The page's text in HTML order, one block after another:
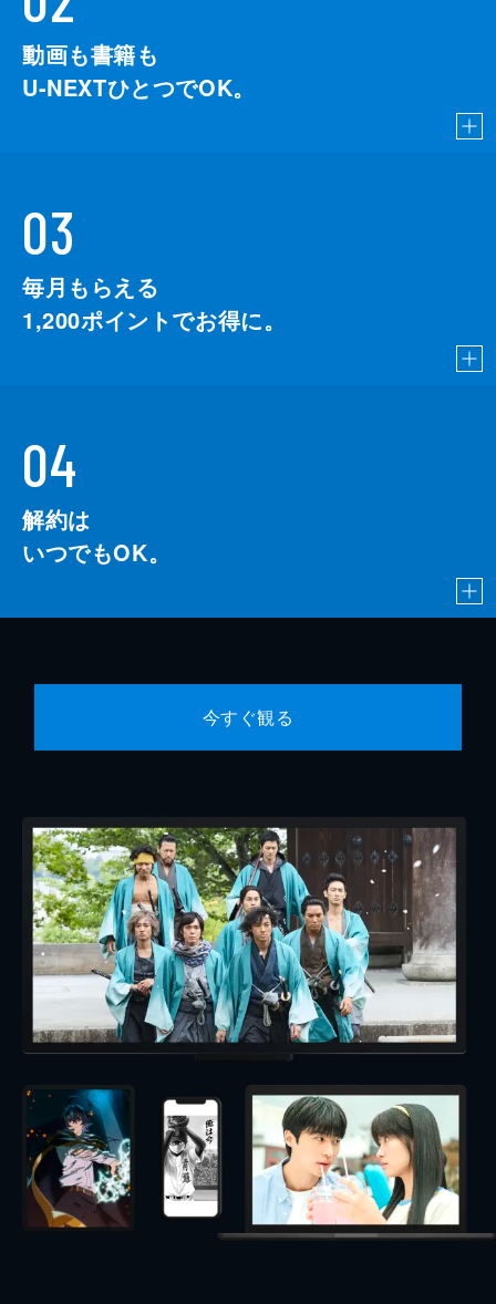
動画も書籍も
U-NEXTひとつでOK。
03
毎月もらえる
1,200ポイントでお得に。
04
解約は
いつでもOK。
今すぐ観る